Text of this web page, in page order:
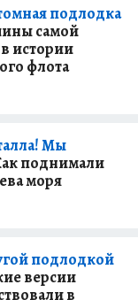
подлодка
самой
истории
флота
Мы
поднимали
моря
подлодкой
версии
в